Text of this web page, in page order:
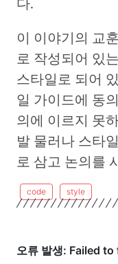
이 이야기의 교
로 작성되어 있
스타일로 되어
일 가이드에 동
의에 이르지 못
발 물러나 스타
로 삼고 논의를
code style